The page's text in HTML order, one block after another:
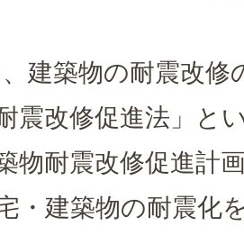
建築物の耐震改修
震改修促進法」と
物耐震改修促進計
・建築物の耐震化